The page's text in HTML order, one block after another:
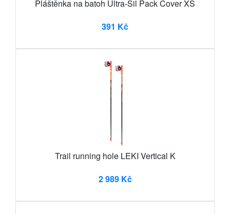
Pláštěnka na batoh Ultra-Sil Pack Cover XS
391 Kč
Trail running hole LEKI Vertical K
2 989 Kč